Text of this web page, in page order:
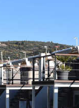
poseben
v udobje
pa odprejo
vami odprlo
dan.